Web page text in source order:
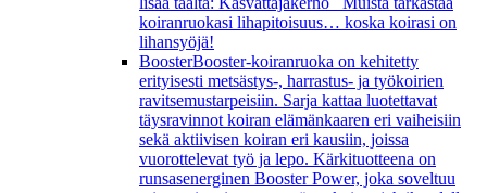
koiranruokasi lihapitoisuus… koska koirasi on
lihansyöjä!
BoosterBooster-koiranruoka on kehitetty
erityisesti metsästys-, harrastus- ja työkoirien
ravitsemustarpeisiin. Sarja kattaa luotettavat
täysravinnot koiran elämänkaaren eri vaiheisiin
sekä aktiivisen koiran eri kausiin, joissa
vuorottelevat työ ja lepo. Kärkituotteena on
runsasenerginen Booster Power, joka soveltuu